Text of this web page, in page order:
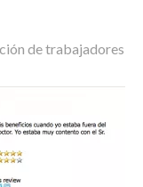
de trabajadores